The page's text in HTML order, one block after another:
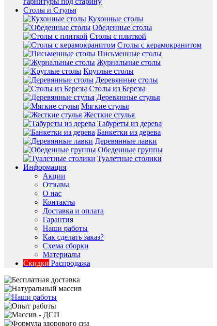
Столы и Стулья
Кухонные столы
Обеденные столы
Столы с плиткой
Столы с керамокранитом
Письменные столы
Журнальные столы
Круглые столы
Деревянные столы
Столы из Березы
Деревянные стулья
Мягкие стулья
Жесткие стулья
Табуреты из дерева
Банкетки из дерева
Деревянные лавки
Обеденные группы
Туалетные столики
Информация
Акции
Отзывы
О нас
Контакты
Доставка и оплата
Гарантия
Наши работы
Как сделать заказ?
Схема сборки
Материалы
Скидки Распродажа